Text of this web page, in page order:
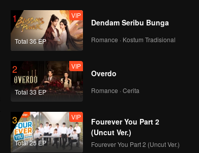
26 27 28 29 30
1
Total 36 EP
VIP
Dendam Seribu Bunga
Romance · Kostum Tradisional
2
Total 33 EP
VIP
Overdo
Romance · Cerita
3
Total 25 EP
VIP
Fourever You Part 2
(Uncut Ver.)
Fourever You Part 2 (Uncut Ver.)